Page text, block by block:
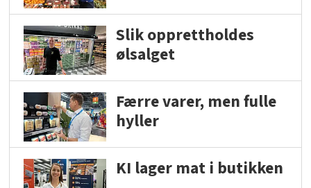
Slik opprettholdes
ølsalget
Færre varer, men fulle
hyller
KI lager mat i butikken